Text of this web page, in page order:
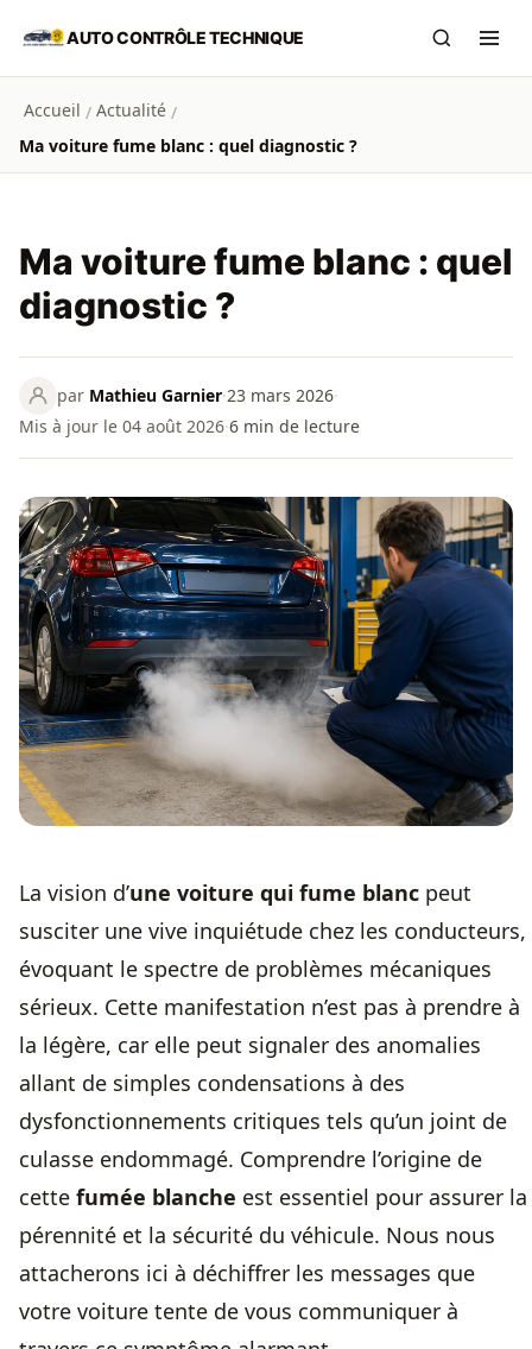
Aller au contenu principal
AUTO CONTRÔLE TECHNIQUE
Accueil / Actualité /
Ma voiture fume blanc : quel diagnostic ?
Ma voiture fume blanc : quel
diagnostic ?
par Mathieu Garnier·23 mars 2026·
Mis à jour le 04 août 2026·6 min de lecture
La vision d’une voiture qui fume blanc peut
susciter une vive inquiétude chez les conducteurs,
évoquant le spectre de problèmes mécaniques
sérieux. Cette manifestation n’est pas à prendre à
la légère, car elle peut signaler des anomalies
allant de simples condensations à des
dysfonctionnements critiques tels qu’un joint de
culasse endommagé. Comprendre l’origine de
cette fumée blanche est essentiel pour assurer la
pérennité et la sécurité du véhicule. Nous nous
attacherons ici à déchiffrer les messages que
votre voiture tente de vous communiquer à